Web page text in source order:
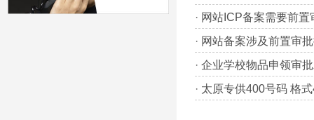
· 网站ICP备案需要前置
· 网站备案涉及前置审
· 企业学校物品申领审
· 太原专供400号码 格